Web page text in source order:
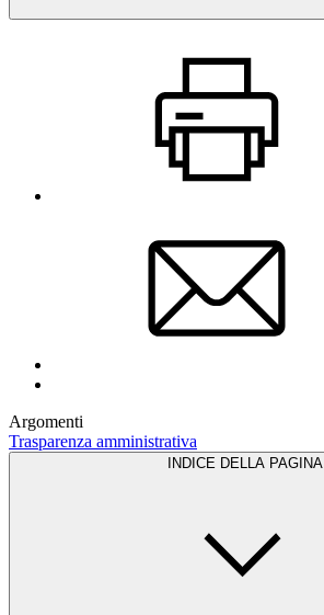
Argomenti
Trasparenza amministrativa
INDICE DELLA PAGINA